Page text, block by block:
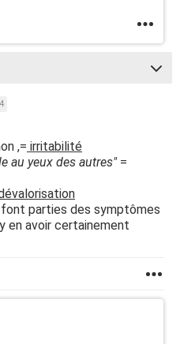
,= irritabilité
au yeux des autres"=
parties des symptômes
en avoir certainement